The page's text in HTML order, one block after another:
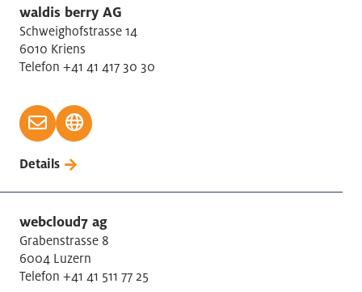
waldis berry AG
Schweighofstrasse 14
6010 Kriens
Telefon +41 41 417 30 30
Details
webcloud7 ag
Grabenstrasse 8
6004 Luzern
Telefon +41 41 511 77 25